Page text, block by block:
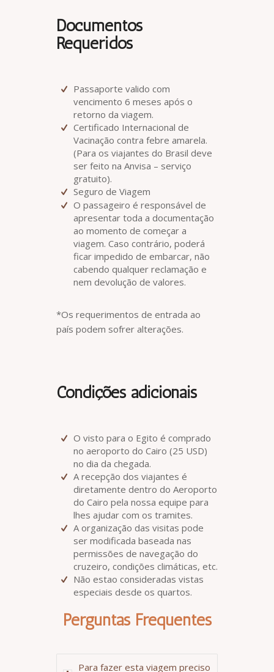
Documentos
Requeridos
Passaporte valido com
vencimento 6 meses após o
retorno da viagem.
Certificado Internacional de
Vacinação contra febre amarela.
(Para os viajantes do Brasil deve
ser feito na Anvisa – serviço
gratuito).
Seguro de Viagem
O passageiro é responsável de
apresentar toda a documentação
ao momento de começar a
viagem. Caso contrário, poderá
ficar impedido de embarcar, não
cabendo qualquer reclamação e
nem devolução de valores.
*Os requerimentos de entrada ao
país podem sofrer alterações.
Condições adicionais
O visto para o Egito é comprado
no aeroporto do Cairo (25 USD)
no dia da chegada.
A recepção dos viajantes é
diretamente dentro do Aeroporto
do Cairo pela nossa equipe para
lhes ajudar com os tramites.
A organização das visitas pode
ser modificada baseada nas
permissões de navegação do
cruzeiro, condições climáticas, etc.
Não estao consideradas vistas
especiais desde os quartos.
Perguntas Frequentes
Para fazer esta viagem preciso